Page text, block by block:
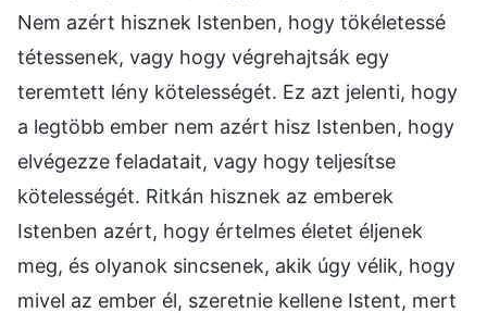
Nem azért hisznek Istenben, hogy tökéletessé
tétessenek, vagy hogy végrehajtsák egy
teremtett lény kötelességét. Ez azt jelenti, hogy
a legtöbb ember nem azért hisz Istenben, hogy
elvégezze feladatait, vagy hogy teljesítse
kötelességét. Ritkán hisznek az emberek
Istenben azért, hogy értelmes életet éljenek
meg, és olyanok sincsenek, akik úgy vélik, hogy
mivel az ember él, szeretnie kellene Istent, mert